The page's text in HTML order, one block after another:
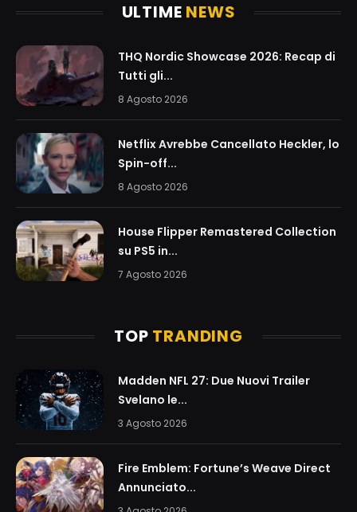
ULTIME NEWS
THQ Nordic Showcase 2026: Recap di
Tutti gli...
8 Agosto 2026
Netflix Avrebbe Cancellato Heckler, lo
Spin-off...
8 Agosto 2026
House Flipper Remastered Collection
su PS5 in...
7 Agosto 2026
TOP TRANDING
Madden NFL 27: Due Nuovi Trailer
Svelano le...
3 Agosto 2026
Fire Emblem: Fortune’s Weave Direct
Annunciato...